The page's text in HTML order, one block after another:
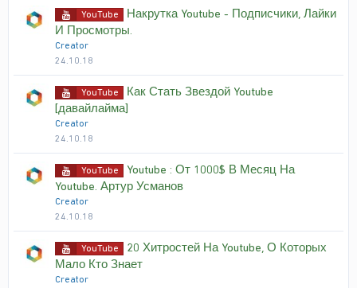
YouTube
Накрутка Youtube - Подписчики, Лайки
И Просмотры.
Creator
24.10.18
YouTube
Как Стать Звездой Youtube
[давайлайма]
Creator
24.10.18
YouTube
Youtube : От 1000$ В Месяц На
Youtube. Артур Усманов
Creator
24.10.18
YouTube
20 Хитростей На Youtube, О Которых
Мало Кто Знает
Creator